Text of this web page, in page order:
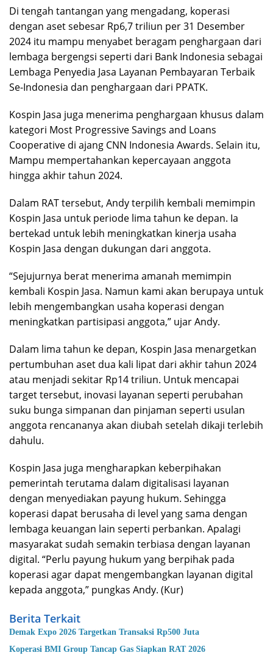
Di tengah tantangan yang mengadang, koperasi
dengan aset sebesar Rp6,7 triliun per 31 Desember
2024 itu mampu menyabet beragam penghargaan dari
lembaga bergengsi seperti dari Bank Indonesia sebagai
Lembaga Penyedia Jasa Layanan Pembayaran Terbaik
Se-Indonesia dan penghargaan dari PPATK.
Kospin Jasa juga menerima penghargaan khusus dalam
kategori Most Progressive Savings and Loans
Cooperative di ajang CNN Indonesia Awards. Selain itu,
Mampu mempertahankan kepercayaan anggota
hingga akhir tahun 2024.
Dalam RAT tersebut, Andy terpilih kembali memimpin
Kospin Jasa untuk periode lima tahun ke depan. Ia
bertekad untuk lebih meningkatkan kinerja usaha
Kospin Jasa dengan dukungan dari anggota.
“Sejujurnya berat menerima amanah memimpin
kembali Kospin Jasa. Namun kami akan berupaya untuk
lebih mengembangkan usaha koperasi dengan
meningkatkan partisipasi anggota,” ujar Andy.
Dalam lima tahun ke depan, Kospin Jasa menargetkan
pertumbuhan aset dua kali lipat dari akhir tahun 2024
atau menjadi sekitar Rp14 triliun. Untuk mencapai
target tersebut, inovasi layanan seperti perubahan
suku bunga simpanan dan pinjaman seperti usulan
anggota rencananya akan diubah setelah dikaji terlebih
dahulu.
Kospin Jasa juga mengharapkan keberpihakan
pemerintah terutama dalam digitalisasi layanan
dengan menyediakan payung hukum. Sehingga
koperasi dapat berusaha di level yang sama dengan
lembaga keuangan lain seperti perbankan. Apalagi
masyarakat sudah semakin terbiasa dengan layanan
digital. “Perlu payung hukum yang berpihak pada
koperasi agar dapat mengembangkan layanan digital
kepada anggota,” pungkas Andy. (Kur)
Berita Terkait
Demak Expo 2026 Targetkan Transaksi Rp500 Juta
Koperasi BMI Group Tancap Gas Siapkan RAT 2026